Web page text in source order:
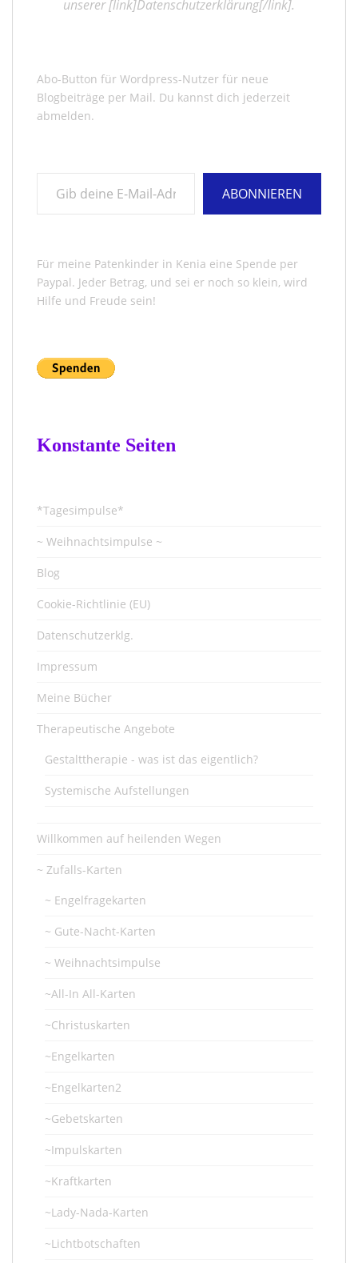
unserer [link]Datenschutzerklärung[/link].
Abo-Button für Wordpress-Nutzer für neue
Blogbeiträge per Mail. Du kannst dich jederzeit
abmelden.
ABONNIEREN
Für meine Patenkinder in Kenia eine Spende per
Paypal. Jeder Betrag, und sei er noch so klein, wird
Hilfe und Freude sein!
Konstante Seiten
*Tagesimpulse*
~ Weihnachtsimpulse ~
Blog
Cookie-Richtlinie (EU)
Datenschutzerklg.
Impressum
Meine Bücher
Therapeutische Angebote
Gestalttherapie - was ist das eigentlich?
Systemische Aufstellungen
Willkommen auf heilenden Wegen
~ Zufalls-Karten
~ Engelfragekarten
~ Gute-Nacht-Karten
~ Weihnachtsimpulse
~All-In All-Karten
~Christuskarten
~Engelkarten
~Engelkarten2
~Gebetskarten
~Impulskarten
~Kraftkarten
~Lady-Nada-Karten
~Lichtbotschaften